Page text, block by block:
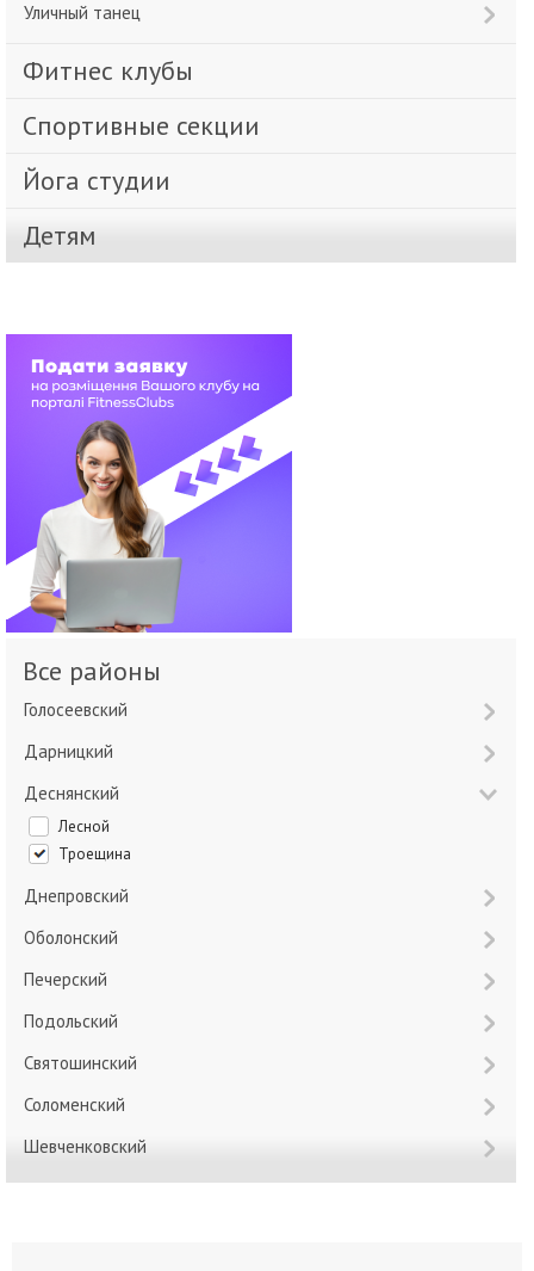
Уличный танец
Фитнес клубы
Спортивные секции
Йога студии
Детям
Все районы
Голосеевский
Дарницкий
Деснянский
Лесной
Троещина
Днепровский
Оболонский
Печерский
Подольский
Святошинский
Соломенский
Шевченковский